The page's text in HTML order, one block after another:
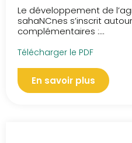
l’aménagement
palmeraies
Le développement de
sahaNCnes s’inscrit
complémentaires :...
Télécharger le PDF
En savoir plus